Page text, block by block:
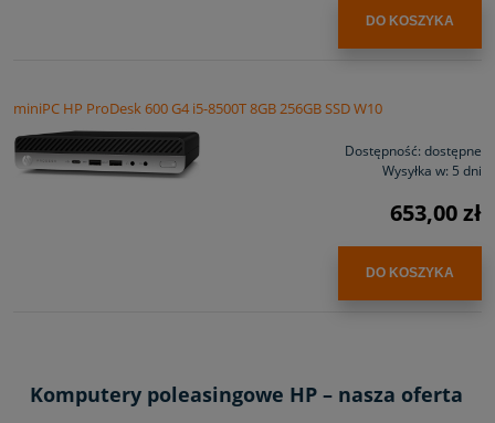
DO KOSZYKA
miniPC HP ProDesk 600 G4 i5-8500T 8GB 256GB SSD W10
Dostępność: dostępne
Wysyłka w: 5 dni
653,00 zł
DO KOSZYKA
Komputery poleasingowe HP – nasza oferta